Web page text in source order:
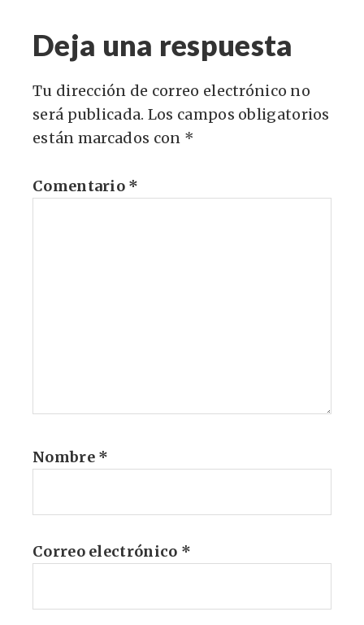
Deja una respuesta
Tu dirección de correo electrónico no
será publicada. Los campos obligatorios
están marcados con *
Comentario *
Nombre *
Correo electrónico *